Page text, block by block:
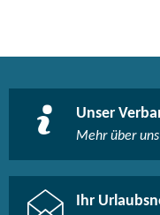
Unser
Mehr über
Ihr